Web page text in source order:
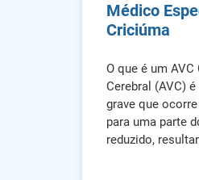
Médico
Criciúma
O que é um
Cerebral (AVC)
grave que
para uma parte
reduzido,